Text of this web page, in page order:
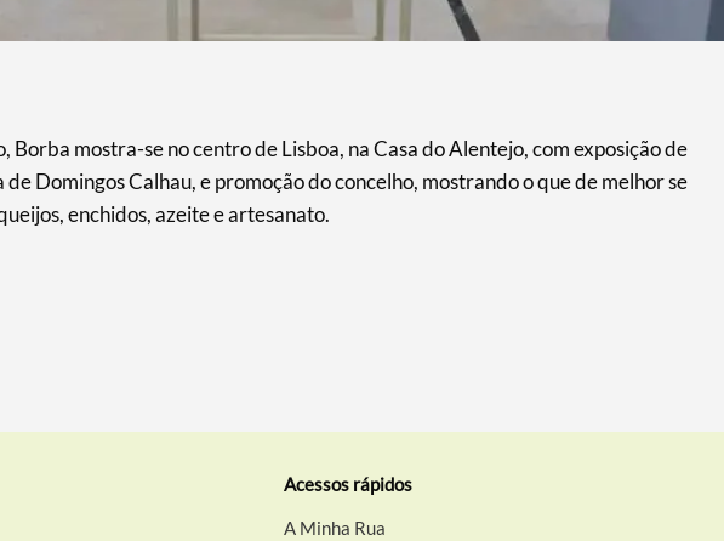
Borba mostra-se no centro de Lisboa, na Casa do Alentejo, com exposição de
Domingos Calhau, e promoção do concelho, mostrando o que de melhor se
enchidos, azeite e artesanato.
Acessos rápidos
A Minha Rua